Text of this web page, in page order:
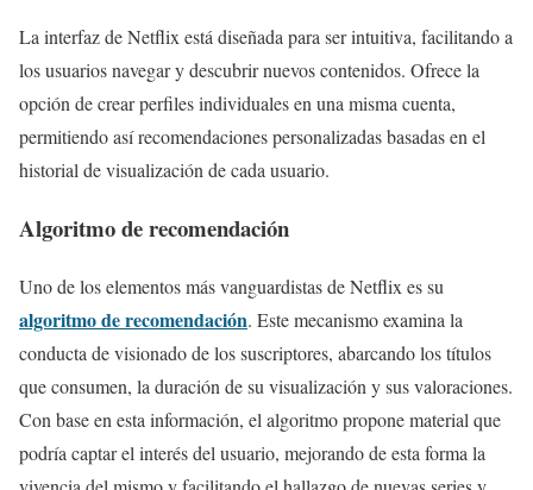
La interfaz de Netflix está diseñada para ser intuitiva, facilitando a
los usuarios navegar y descubrir nuevos contenidos. Ofrece la
opción de crear perfiles individuales en una misma cuenta,
permitiendo así recomendaciones personalizadas basadas en el
historial de visualización de cada usuario.
Algoritmo de recomendación
Uno de los elementos más vanguardistas de Netflix es su
algoritmo de recomendación. Este mecanismo examina la
conducta de visionado de los suscriptores, abarcando los títulos
que consumen, la duración de su visualización y sus valoraciones.
Con base en esta información, el algoritmo propone material que
podría captar el interés del usuario, mejorando de esta forma la